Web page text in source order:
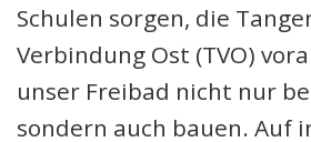
Schulen sorgen, die
Verbindung Ost (TVO)
unser Freibad nicht nur
sondern auch bauen. Auf